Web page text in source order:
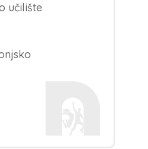
učilište